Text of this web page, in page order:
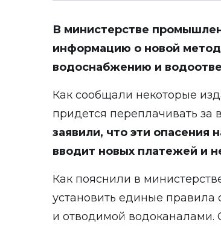
В министерстве
информацию о новой
водоснабжению и
Как сообщали некоторые
придется переплачивать за
заявили, что эти опасения
вводит новых платежей и
Как пояснили в
установить единые
и отводимой водоканалами.